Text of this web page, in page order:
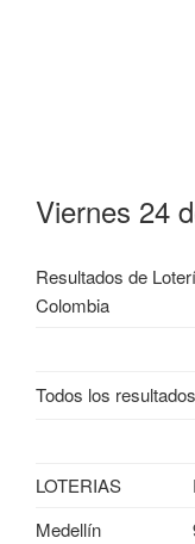
Viernes 24
Resultados de
Colombia
Todos los
LOTERIAS
Medellín